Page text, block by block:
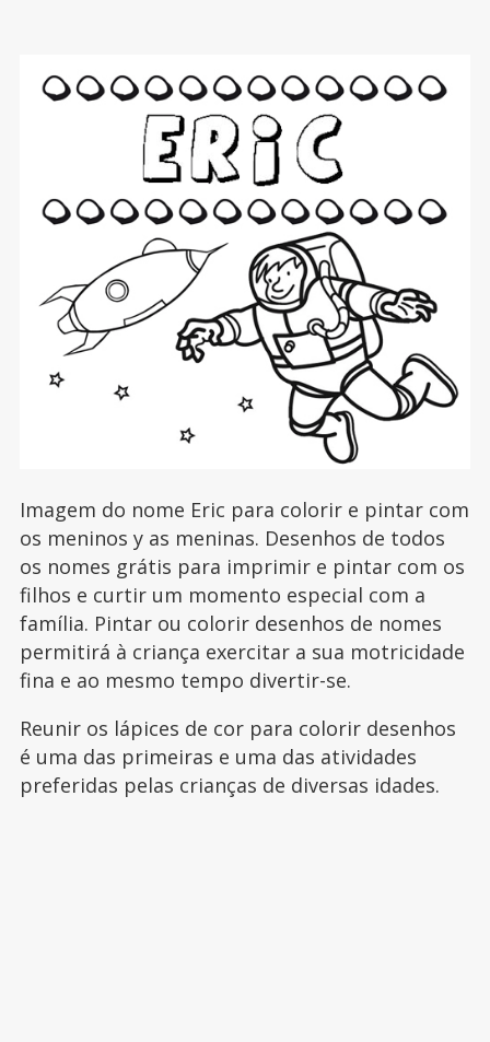
Imagem do nome Eric para colorir e pintar com
os meninos y as meninas. Desenhos de todos
os nomes grátis para imprimir e pintar com os
filhos e curtir um momento especial com a
família. Pintar ou colorir desenhos de nomes
permitirá à criança exercitar a sua motricidade
fina e ao mesmo tempo divertir-se.
Reunir os lápices de cor para colorir desenhos
é uma das primeiras e uma das atividades
preferidas pelas crianças de diversas idades.